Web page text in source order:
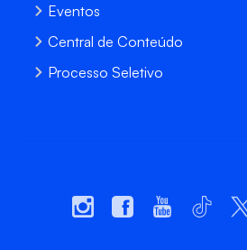
Eventos
Central de Conteúdo
Processo Seletivo